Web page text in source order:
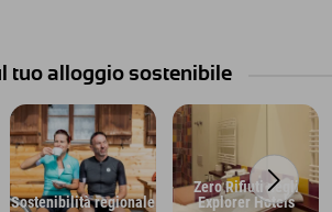
tuo alloggio sostenibile
Sostenibilità regionale
Zero Rifiuti negli
Explorer Hotels